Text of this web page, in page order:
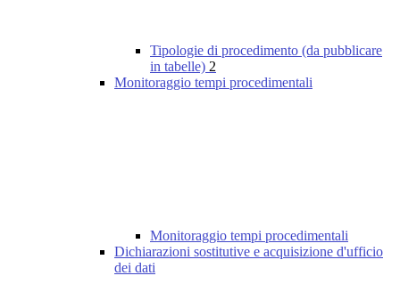
Tipologie di procedimento (da pubblicare
in tabelle) 2
Monitoraggio tempi procedimentali
Monitoraggio tempi procedimentali
Dichiarazioni sostitutive e acquisizione d'ufficio
dei dati